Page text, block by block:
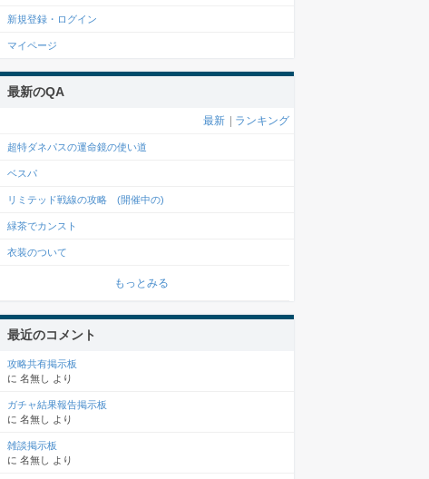
新規登録・ログイン
マイページ
最新のQA
最新 ランキング
超特ダネパスの運命鏡の使い道
ベスパ
リミテッド戦線の攻略 (開催中の)
緑茶でカンスト
衣装のついて
もっとみる
最近のコメント
攻略共有掲示板
に 名無し より
ガチャ結果報告掲示板
に 名無し より
雑談掲示板
に 名無し より